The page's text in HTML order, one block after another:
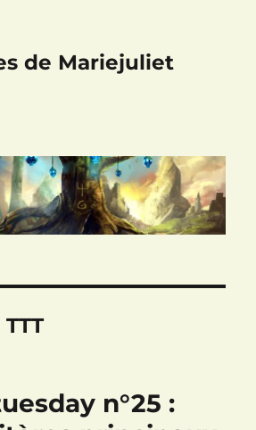
de Mariejuliet
TTT
n°25 :